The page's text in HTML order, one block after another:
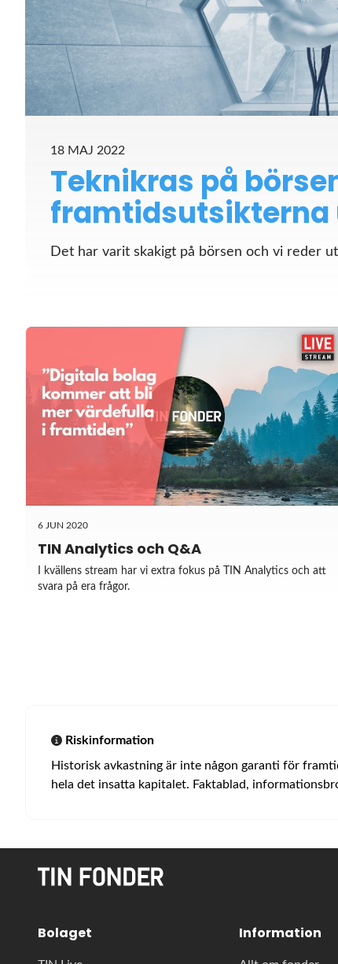
18 MAJ 2022
Teknikras på
framtidsutsikterna
Det har varit skakigt på börsen och vi reder
6 JUN 2020
TIN Analytics och Q&A
I kvällens stream har vi extra fokus på TIN Analytics och att
svara på era frågor.
Riskinformation
Historisk avkastning är inte någon garanti för
hela det insatta kapitalet. Faktablad,
Bolaget Information